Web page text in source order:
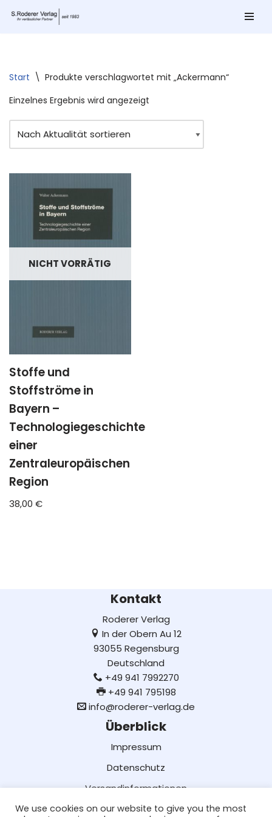
Start \ Produkte verschlagwortet mit „Ackermann“
Einzelnes Ergebnis wird angezeigt
NICHT VORRÄTIG
Stoffe und
Stoffströme in
Bayern –
Technologiegeschichte
einer
Zentraleuropäischen
Region
38,00 €
Kontakt
Roderer Verlag
In der Obern Au 12
93055 Regensburg
Deutschland
+49 941 7992270
+49 941 795198
info@roderer-verlag.de
Überblick
Impressum
Datenschutz
Versandinformationen
Lieferung und Bezahlung
We use cookies on our website to give you the most